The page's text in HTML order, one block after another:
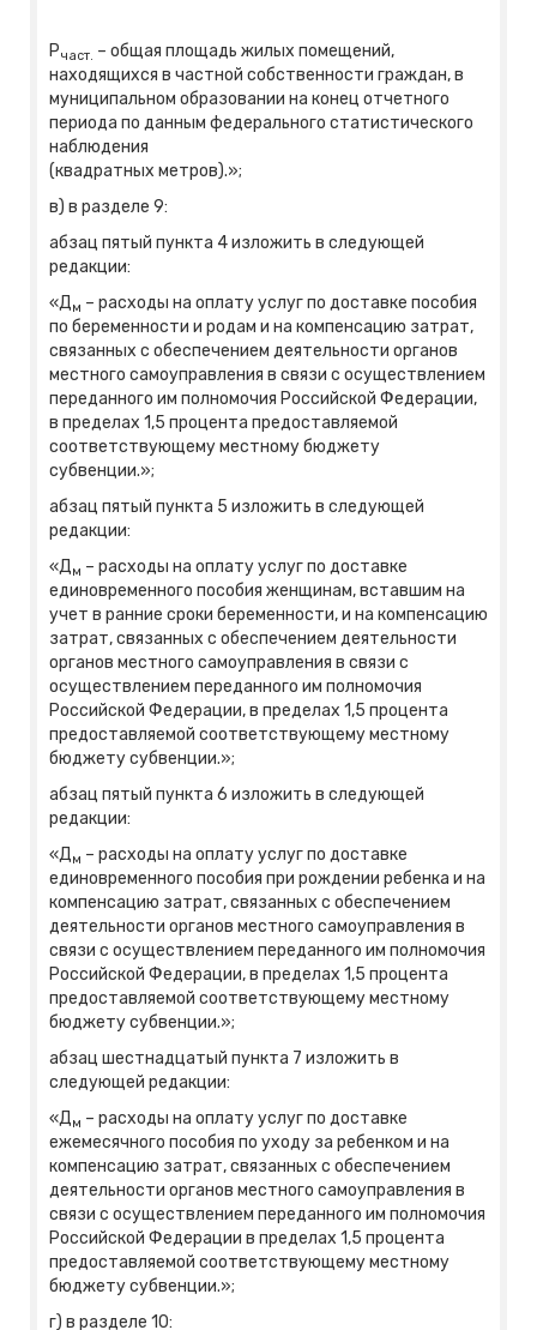
Рчаст. – общая площадь жилых помещений,
находящихся в частной собственности граждан, в
муниципальном образовании на конец отчетного
периода по данным федерального статистического
наблюдения
(квадратных метров).»;
в) в разделе 9:
абзац пятый пункта 4 изложить в следующей
редакции:
«Дм – расходы на оплату услуг по доставке пособия
по беременности и родам и на компенсацию затрат,
связанных с обеспечением деятельности органов
местного самоуправления в связи с осуществлением
переданного им полномочия Российской Федерации,
в пределах 1,5 процента предоставляемой
соответствующему местному бюджету
субвенции.»;
абзац пятый пункта 5 изложить в следующей
редакции:
«Дм – расходы на оплату услуг по доставке
единовременного пособия женщинам, вставшим на
учет в ранние сроки беременности, и на компенсацию
затрат, связанных с обеспечением деятельности
органов местного самоуправления в связи с
осуществлением переданного им полномочия
Российской Федерации, в пределах 1,5 процента
предоставляемой соответствующему местному
бюджету субвенции.»;
абзац пятый пункта 6 изложить в следующей
редакции:
«Дм – расходы на оплату услуг по доставке
единовременного пособия при рождении ребенка и на
компенсацию затрат, связанных с обеспечением
деятельности органов местного самоуправления в
связи с осуществлением переданного им полномочия
Российской Федерации, в пределах 1,5 процента
предоставляемой соответствующему местному
бюджету субвенции.»;
абзац шестнадцатый пункта 7 изложить в
следующей редакции:
«Дм – расходы на оплату услуг по доставке
ежемесячного пособия по уходу за ребенком и на
компенсацию затрат, связанных с обеспечением
деятельности органов местного самоуправления в
связи с осуществлением переданного им полномочия
Российской Федерации в пределах 1,5 процента
предоставляемой соответствующему местному
бюджету субвенции.»;
г) в разделе 10: